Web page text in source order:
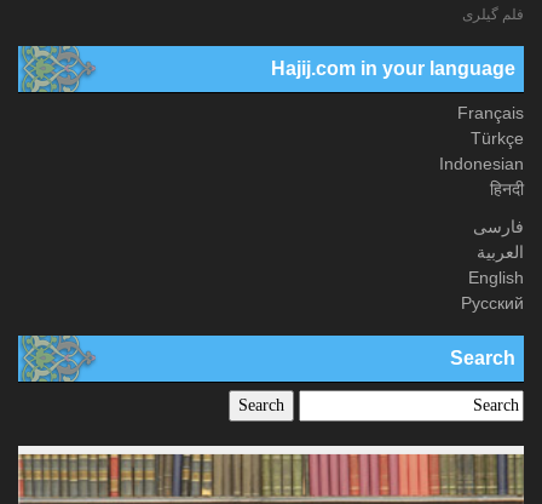
فلم گیلری
Hajij.com in your language
Français
Türkçe
Indonesian
हिनदी
فارسی
العربیة
English
Русский
Search